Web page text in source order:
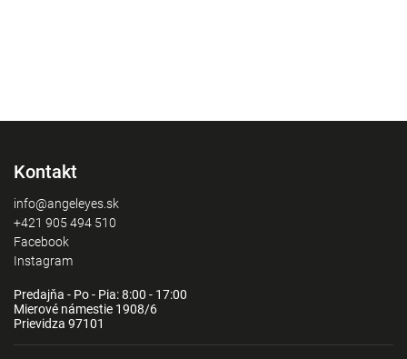
Kontakt
info@angeleyes.sk
+421 905 494 510
Facebook
Instagram
Predajňa - Po - Pia: 8:00 - 17:00
Mierové námestie 1908/6
Prievidza 97101